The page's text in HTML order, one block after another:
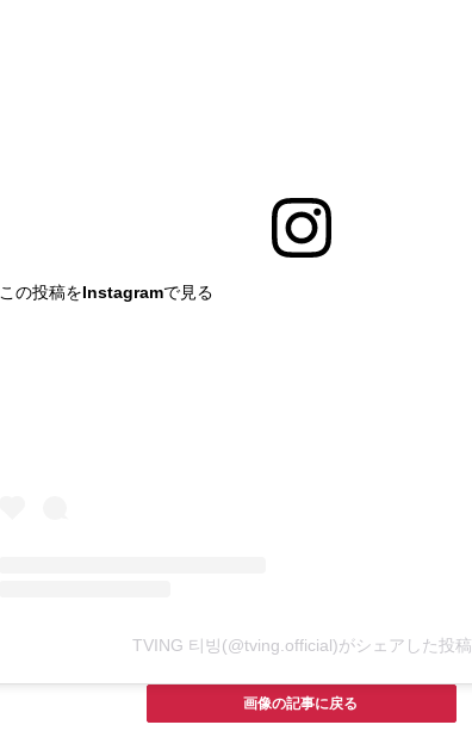
この投稿をInstagramで見る
TVING 티빙(@tving.official)がシェアした投稿
画像の記事に戻る